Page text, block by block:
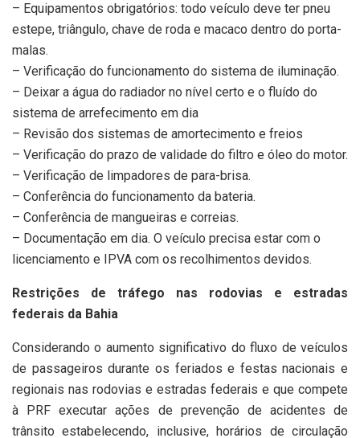
– Equipamentos obrigatórios: todo veículo deve ter pneu
estepe, triângulo, chave de roda e macaco dentro do porta-
malas.
– Verificação do funcionamento do sistema de iluminação.
– Deixar a água do radiador no nível certo e o fluído do
sistema de arrefecimento em dia
– Revisão dos sistemas de amortecimento e freios
– Verificação do prazo de validade do filtro e óleo do motor.
– Verificação de limpadores de para-brisa.
– Conferência do funcionamento da bateria.
– Conferência de mangueiras e correias.
– Documentação em dia. O veículo precisa estar com o
licenciamento e IPVA com os recolhimentos devidos.
Restrições de tráfego nas rodovias e estradas
federais da Bahia
Considerando o aumento significativo do fluxo de veículos
de passageiros durante os feriados e festas nacionais e
regionais nas rodovias e estradas federais e que compete
à PRF executar ações de prevenção de acidentes de
trânsito estabelecendo, inclusive, horários de circulação